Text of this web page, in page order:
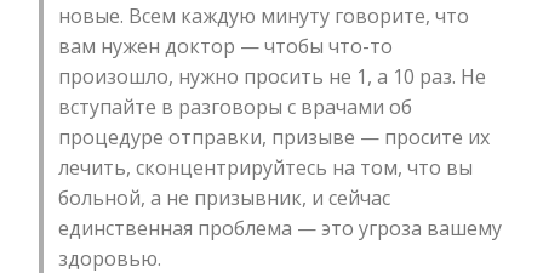
новые. Всем каждую минуту говорите, что
вам нужен доктор — чтобы что-то
произошло, нужно просить не 1, а 10 раз. Не
вступайте в разговоры с врачами об
процедуре отправки, призыве — просите их
лечить, сконцентрируйтесь на том, что вы
больной, а не призывник, и сейчас
единственная проблема — это угроза вашему
здоровью.